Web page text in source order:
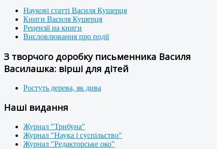
Наукові статті Василя Кушерця
Книги Василя Кушерця
Рецензії на книги
Висловлювання про події
З творчого доробку письменника Василя
Василашка: вірші для дітей
Ростуть дерева, як дива
Наші видання
Журнал "Трибуна"
Журнал "Наука і суспільство"
Журнал "Редакторське око"